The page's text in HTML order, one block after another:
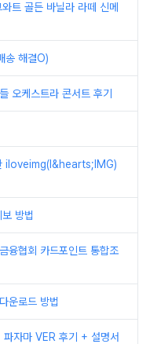
트 골든 바닐라 라떼 신메
송 해결O)
오케스트라 콘서트 후기
iloveimg(I&hearts;IMG)
방법
융협회 카드포인트 통합조
운로드 방법
자마 VER 후기 + 설명서